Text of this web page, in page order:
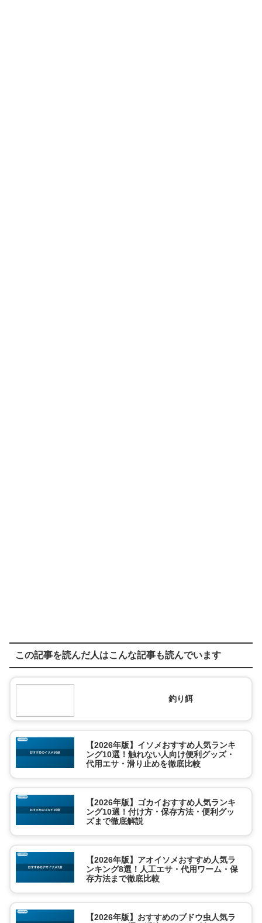
この記事を読んだ人はこんな記事も読んでいます
釣り餌
【2026年版】イソメおすすめ人気ランキ
ング10選！触れない人向け便利グッズ・
代用エサ・滑り止めを徹底比較
【2026年版】ゴカイおすすめ人気ランキ
ング10選！付け方・保存方法・便利グッ
ズまで徹底解説
【2026年版】アオイソメおすすめ人気ラ
ンキング8選！人工エサ・代用ワーム・保
存方法まで徹底比較
【2026年版】おすすめのブドウ虫人気ラ